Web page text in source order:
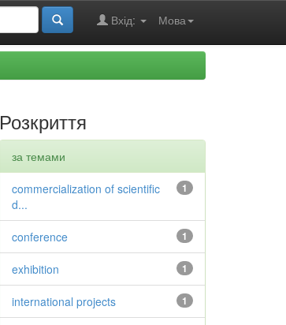
Мова
Вхід:
Розкриття
за темами
1
commercialization of scientific
d...
1
conference
1
exhibition
1
international projects